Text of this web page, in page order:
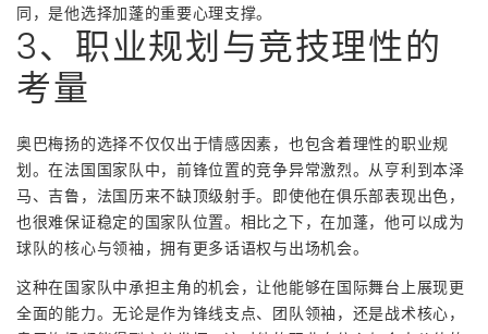
同，是他选择加蓬的重要心理支撑。
3、职业规划与竞技理性的
考量
奥巴梅扬的选择不仅仅出于情感因素，也包含着理性的职业规
划。在法国国家队中，前锋位置的竞争异常激烈。从亨利到本泽
马、吉鲁，法国历来不缺顶级射手。即使他在俱乐部表现出色，
也很难保证稳定的国家队位置。相比之下，在加蓬，他可以成为
球队的核心与领袖，拥有更多话语权与出场机会。
这种在国家队中承担主角的机会，让他能够在国际舞台上展现更
全面的能力。无论是作为锋线支点、团队领袖，还是战术核心，